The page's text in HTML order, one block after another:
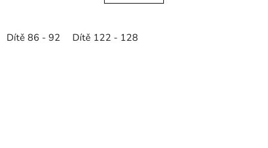
Dítě 86 - 92 Dítě 122 - 128